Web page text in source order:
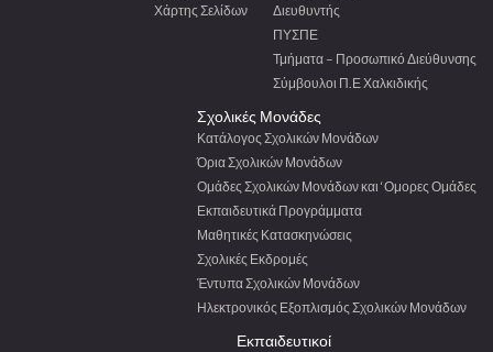
Χάρτης Σελίδων
Διευθυντής
ΠΥΣΠΕ
Τμήματα – Προσωπικό Διεύθυνσης
Σύμβουλοι Π.Ε Χαλκιδικής
Σχολικές Μονάδες
Κατάλογος Σχολικών Μονάδων
Όρια Σχολικών Μονάδων
Ομάδες Σχολικών Μονάδων και ‘Ομορες Ομάδες
Εκπαιδευτικά Προγράμματα
Μαθητικές Κατασκηνώσεις
Σχολικές Εκδρομές
Έντυπα Σχολικών Μονάδων
Ηλεκτρονικός Εξοπλισμός Σχολικών Μονάδων
Εκπαιδευτικοί